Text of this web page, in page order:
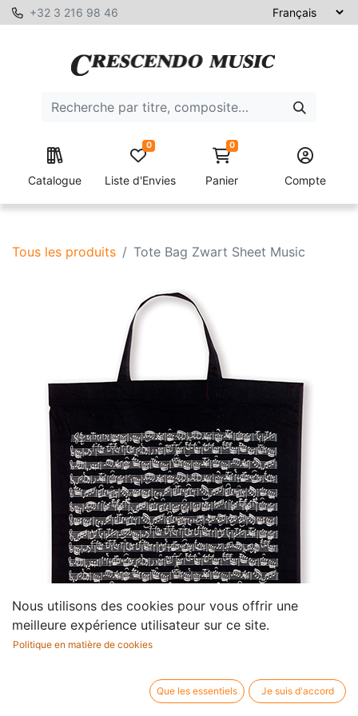
+32 3 216 98 46
Catalogue Liste d'Envies
0 0
Panier Compte
Tous les produits Tote Bag Zwart Sheet Music
Nous utilisons des cookies pour vous offrir une
meilleure expérience utilisateur sur ce site.
Politique en matière de cookies
Que les essentiels Je suis d'accord